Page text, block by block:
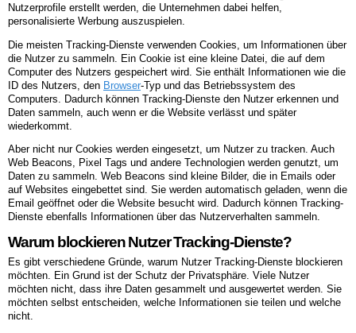
Nutzerprofile erstellt werden, die Unternehmen dabei helfen,
personalisierte Werbung auszuspielen.
Die meisten Tracking-Dienste verwenden Cookies, um Informationen über
die Nutzer zu sammeln. Ein Cookie ist eine kleine Datei, die auf dem
Computer des Nutzers gespeichert wird. Sie enthält Informationen wie die
ID des Nutzers, den Browser-Typ und das Betriebssystem des
Computers. Dadurch können Tracking-Dienste den Nutzer erkennen und
Daten sammeln, auch wenn er die Website verlässt und später
wiederkommt.
Aber nicht nur Cookies werden eingesetzt, um Nutzer zu tracken. Auch
Web Beacons, Pixel Tags und andere Technologien werden genutzt, um
Daten zu sammeln. Web Beacons sind kleine Bilder, die in Emails oder
auf Websites eingebettet sind. Sie werden automatisch geladen, wenn die
Email geöffnet oder die Website besucht wird. Dadurch können Tracking-
Dienste ebenfalls Informationen über das Nutzerverhalten sammeln.
Warum blockieren Nutzer Tracking-Dienste?
Es gibt verschiedene Gründe, warum Nutzer Tracking-Dienste blockieren
möchten. Ein Grund ist der Schutz der Privatsphäre. Viele Nutzer
möchten nicht, dass ihre Daten gesammelt und ausgewertet werden. Sie
möchten selbst entscheiden, welche Informationen sie teilen und welche
nicht.